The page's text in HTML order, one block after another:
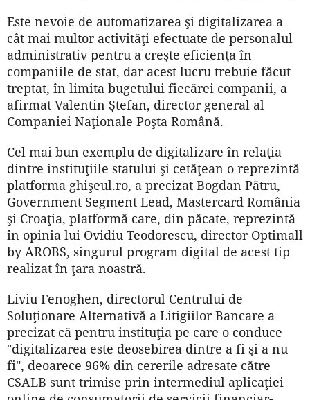
Este nevoie de automatizarea şi digitalizarea a
cât mai multor activităţi efectuate de personalul
administrativ pentru a creşte eficienţa în
companiile de stat, dar acest lucru trebuie făcut
treptat, în limita bugetului fiecărei companii, a
afirmat Valentin Ştefan, director general al
Companiei Naţionale Poşta Română.
Cel mai bun exemplu de digitalizare în relaţia
dintre instituţiile statului şi cetăţean o reprezintă
platforma ghişeul.ro, a precizat Bogdan Pătru,
Government Segment Lead, Mastercard România
şi Croaţia, platformă care, din păcate, reprezintă
în opinia lui Ovidiu Teodorescu, director Optimall
by AROBS, singurul program digital de acest tip
realizat în ţara noastră.
Liviu Fenoghen, directorul Centrului de
Soluţionare Alternativă a Litigiilor Bancare a
precizat că pentru instituţia pe care o conduce
"digitalizarea este deosebirea dintre a fi şi a nu
fi", deoarece 96% din cererile adresate către
CSALB sunt trimise prin intermediul aplicaţiei